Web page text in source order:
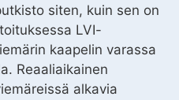
siten, kuin sen on
LVI-
kaapelin varassa
Reaaliaikainen
alkavia